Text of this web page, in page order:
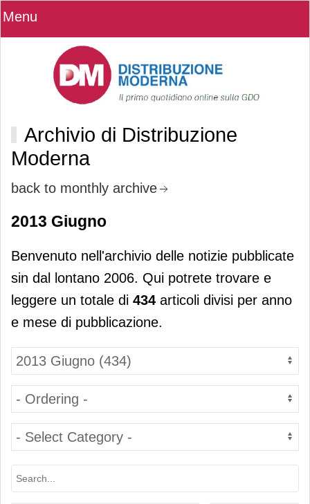
Menu
Archivio di Distribuzione
Moderna
back to monthly archive
2013 Giugno
Benvenuto nell'archivio delle notizie pubblicate
sin dal lontano 2006. Qui potrete trovare e
leggere un totale di 434 articoli divisi per anno
e mese di pubblicazione.